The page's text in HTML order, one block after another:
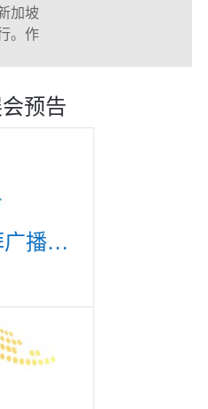
加坡
。作
预告
2025年Cabsat迪拜广播电视展